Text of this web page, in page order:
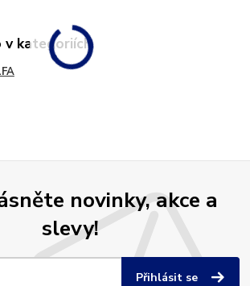
v kategoriích
novinky, akce a
slevy!
Přihlásit se